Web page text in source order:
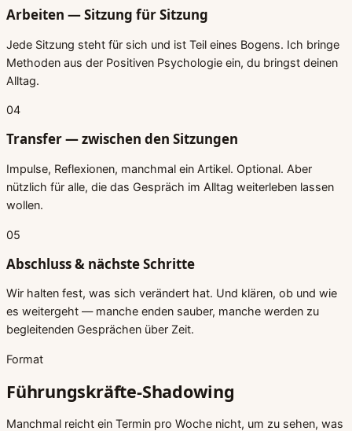
Arbeiten — Sitzung für Sitzung
Jede Sitzung steht für sich und ist Teil eines Bogens. Ich bringe
Methoden aus der Positiven Psychologie ein, du bringst deinen
Alltag.
04
Transfer — zwischen den Sitzungen
Impulse, Reflexionen, manchmal ein Artikel. Optional. Aber
nützlich für alle, die das Gespräch im Alltag weiterleben lassen
wollen.
05
Abschluss & nächste Schritte
Wir halten fest, was sich verändert hat. Und klären, ob und wie
es weitergeht — manche enden sauber, manche werden zu
begleitenden Gesprächen über Zeit.
Format
Führungskräfte-Shadowing
Manchmal reicht ein Termin pro Woche nicht, um zu sehen, was